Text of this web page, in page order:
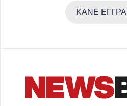
ΚΑΝΕ